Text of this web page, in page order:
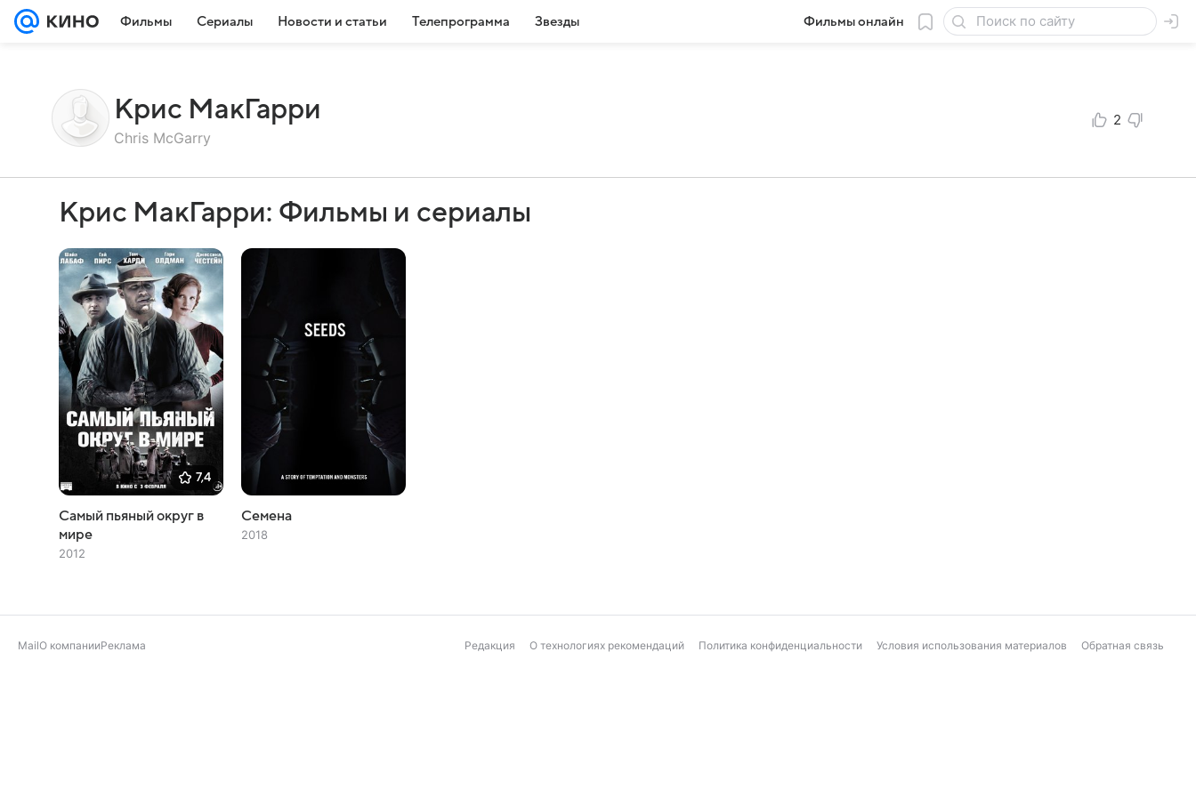
Фильмы Сериалы Новости и статьи Телепрограмма Звезды Фильмы онлайн
Крис МакГарри
Chris McGarry
2
Крис МакГарри: Фильмы и сериалы
7,4
Самый пьяный округ в
мире
2012
Семена
2018
MailО компанииРеклама Редакция О технологиях рекомендаций Политика конфиденциальности Условия использования материалов Обратная связь